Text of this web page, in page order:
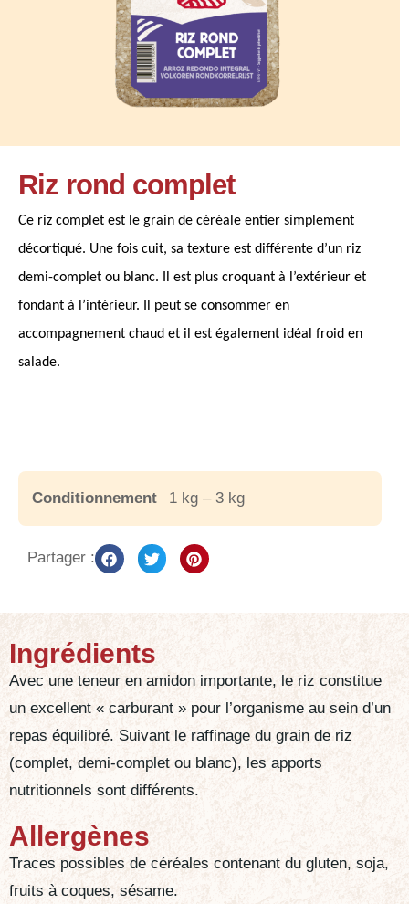
Riz rond complet
Ce riz complet est le grain de céréale entier simplement
décortiqué. Une fois cuit, sa texture est différente d’un riz
demi-complet ou blanc. Il est plus croquant à l’extérieur et
fondant à l’intérieur. Il peut se consommer en
accompagnement chaud et il est également idéal froid en
salade.
Conditionnement 1 kg – 3 kg
Partager :
Ingrédients
Avec une teneur en amidon importante, le riz constitue
un excellent « carburant » pour l’organisme au sein d’un
repas équilibré. Suivant le raffinage du grain de riz
(complet, demi-complet ou blanc), les apports
nutritionnels sont différents.
Allergènes
Traces possibles de céréales contenant du gluten, soja,
fruits à coques, sésame.